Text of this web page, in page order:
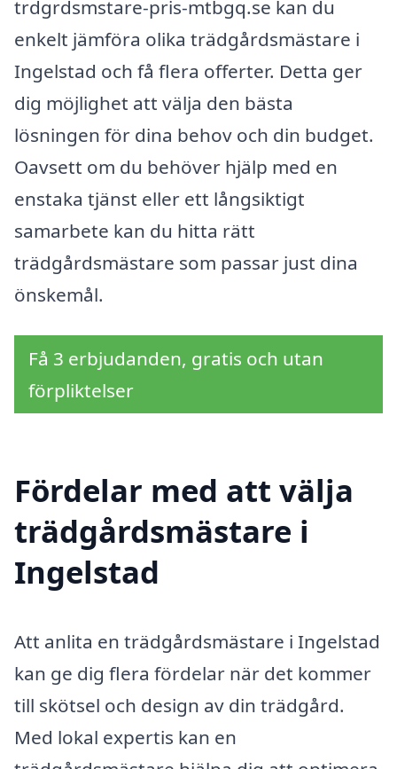
trdgrdsmstare-pris-mtbgq.se kan du
enkelt jämföra olika trädgårdsmästare i
Ingelstad och få flera offerter. Detta ger
dig möjlighet att välja den bästa
lösningen för dina behov och din budget.
Oavsett om du behöver hjälp med en
enstaka tjänst eller ett långsiktigt
samarbete kan du hitta rätt
trädgårdsmästare som passar just dina
önskemål.
Få 3 erbjudanden, gratis och utan
förpliktelser
Fördelar med att välja
trädgårdsmästare i
Ingelstad
Att anlita en trädgårdsmästare i Ingelstad
kan ge dig flera fördelar när det kommer
till skötsel och design av din trädgård.
Med lokal expertis kan en